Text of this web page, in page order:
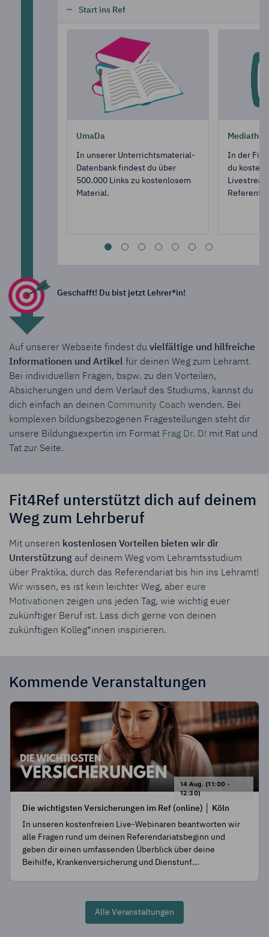
Start ins Ref
UmaDa
In unserer Unterrichtsmaterial-
Datenbank findest du über
500.000 Links zu kostenlosem
Material.
Mediathek
In der
du
Geschafft! Du bist jetzt Lehrer*in!
Auf unserer Webseite findest du vielfältige und hilfreiche
Informationen und Artikel für deinen Weg zum Lehramt.
Bei individuellen Fragen, bspw. zu den Vorteilen,
Absicherungen und dem Verlauf des Studiums, kannst du
dich einfach an deinen Community Coach wenden. Bei
komplexen bildungsbezogenen Fragestellungen steht dir
unsere Bildungsexpertin im Format Frag Dr. D! mit Rat und
Tat zur Seite.
Fit4Ref unterstützt dich auf deinem
Weg zum Lehrberuf
Mit unseren kostenlosen Vorteilen bieten wir dir
Unterstützung auf deinem Weg vom Lehramtsstudium
über Praktika, durch das Referendariat bis hin ins Lehramt!
Wir wissen, es ist kein leichter Weg, aber eure
Motivationen zeigen uns jeden Tag, wie wichtig euer
zukünftiger Beruf ist. Lass dich gerne von deinen
zukünftigen Kolleg*innen inspirieren.
Kommende Veranstaltungen
14 Aug. (11:00 -
12:30)
Die wichtigsten Versicherungen im Ref (online) │ Köln
In unseren kostenfreien Live-Webinaren beantworten wir
alle Fragen rund um deinen Referendariatsbeginn und
geben dir einen umfassenden Überblick über deine
Beihilfe, Krankenversicherung und Dienstunf...
Alle Veranstaltungen